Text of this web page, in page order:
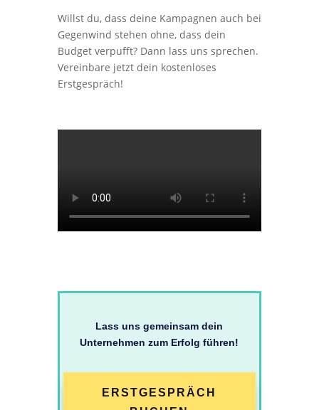
Willst du, dass deine Kampagnen auch bei
Gegenwind stehen ohne, dass dein
Budget verpufft? Dann lass uns sprechen.
Vereinbare jetzt dein kostenloses
Erstgespräch!
Lass uns gemeinsam dein
Unternehmen zum Erfolg führen!
ERSTGESPRÄCH